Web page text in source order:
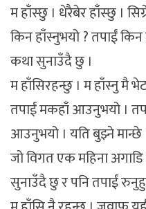
म हाँस्छु । धेरैबेर हाँस्छु ।
किन हाँस्नुभयो ? तपाईं
कथा सुनाउँदै छु ।
म हाँसिरहन्छु । म हाँस्नु मै
तपाईं मकहाँ आउनुभयो ।
आउनुभयो । यति बुझ्ने मान्छे
जो विगत एक महिना
सुनाउँदै छु र पनि तपाईं